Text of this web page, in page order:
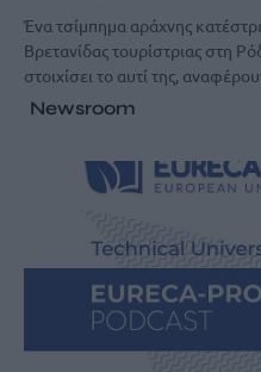
Ένα τσίμπημα αράχνης
Βρετανίδας τουρίστριας στη
στοιχίσει το αυτί της,
Newsroom